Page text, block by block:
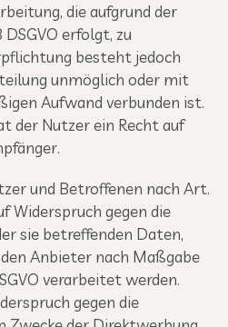
die aufgrund der
erfolgt, zu
besteht jedoch
unmöglich oder mit
Aufwand verbunden ist.
der Nutzer ein Recht auf
und Betroffenen nach Art.
Widerspruch gegen die
sie betreffenden Daten,
Anbieter nach Maßgabe
verarbeitet werden.
gegen die